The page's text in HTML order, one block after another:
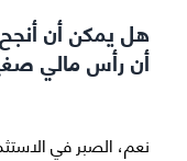
هل يمكن أن
أن رأس مالي
نعم، الصبر في